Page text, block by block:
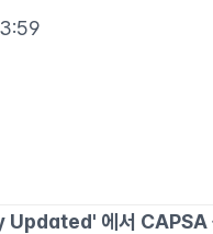
Updated' 에서 CAPSA